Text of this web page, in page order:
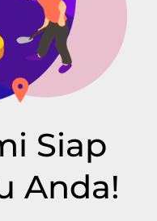
Siap
Anda!